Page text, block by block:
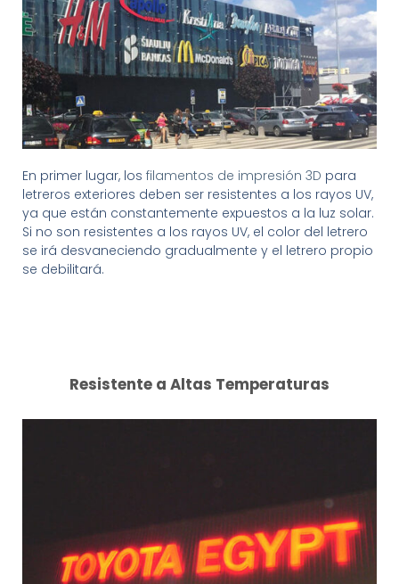
En primer lugar, los filamentos de impresión 3D para
letreros exteriores deben ser resistentes a los rayos UV,
ya que están constantemente expuestos a la luz solar.
Si no son resistentes a los rayos UV, el color del letrero
se irá desvaneciendo gradualmente y el letrero propio
se debilitará.
Resistente a Altas Temperaturas